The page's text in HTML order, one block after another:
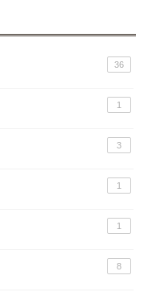
36
1
3
1
1
8